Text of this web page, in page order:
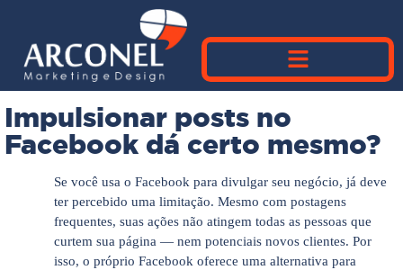
Impulsionar posts no
Facebook dá certo mesmo?
Se você usa o Facebook para divulgar seu negócio, já deve
ter percebido uma limitação. Mesmo com postagens
frequentes, suas ações não atingem todas as pessoas que
curtem sua página — nem potenciais novos clientes. Por
isso, o próprio Facebook oferece uma alternativa para